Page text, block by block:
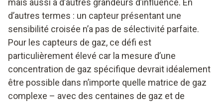
d’autres termes : un capteur présentant une
sensibilité croisée n’a pas de sélectivité parfaite.
Pour les capteurs de gaz, ce défi est
particulièrement élevé car la mesure d’une
concentration de gaz spécifique devrait idéalement
être possible dans n’importe quelle matrice de gaz
complexe – avec des centaines de gaz et de